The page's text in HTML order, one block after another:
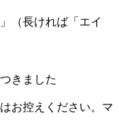
（長ければ「エイ
きました
お控えください。マ